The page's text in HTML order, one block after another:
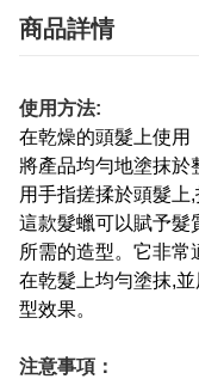
商品詳情
使用方法:
在乾燥的頭髮上使用
將產品均勻地塗抹於
用手指搓揉於頭髮上
這款髮蠟可以賦予髮
所需的造型。它非
在乾髮上均勻塗抹,
型效果。
注意事項：